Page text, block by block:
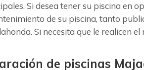
Si desea tener su piscina en
de su piscina, tanto
Si necesita que le realicen
de piscinas